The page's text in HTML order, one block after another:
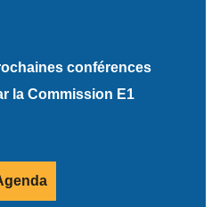
conférences
la Commission E1